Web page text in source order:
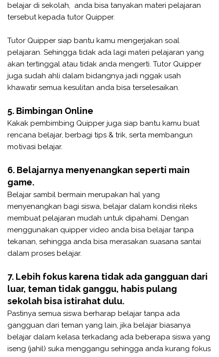
belajar di sekolah, anda bisa tanyakan materi pelajaran
tersebut kepada tutor Quipper.
Tutor Quipper siap bantu kamu mengerjakan soal
pelajaran. Sehingga tidak ada lagi materi pelajaran yang
akan tertinggal atau tidak anda mengerti. Tutor Quipper
juga sudah ahli dalam bidangnya jadi nggak usah
khawatir semua kesulitan anda bisa terselesaikan.
5. Bimbingan Online
Kakak pembimbing Quipper juga siap bantu kamu buat
rencana belajar, berbagi tips & trik, serta membangun
motivasi belajar.
6. Belajarnya menyenangkan seperti main
game.
Belajar sambil bermain merupakan hal yang
menyenangkan bagi siswa, belajar dalam kondisi rileks
membuat pelajaran mudah untuk dipahami. Dengan
menggunakan quipper video anda bisa belajar tanpa
tekanan, sehingga anda bisa merasakan suasana santai
dalam proses belajar.
7. Lebih fokus karena tidak ada gangguan dari
luar, teman tidak ganggu, habis pulang
sekolah bisa istirahat dulu.
Pastinya semua siswa berharap belajar tanpa ada
gangguan dari teman yang lain, jika belajar biasanya
belajar dalam kelasa terkadang ada beberapa siswa yang
iseng (jahil) suka menggangu sehingga anda kurang fokus